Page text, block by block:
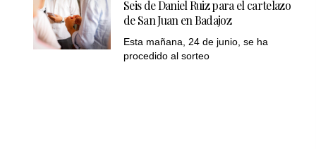
Seis de Daniel Ruiz para el cartelazo
de San Juan en Badajoz
Esta mañana, 24 de junio, se ha
procedido al sorteo